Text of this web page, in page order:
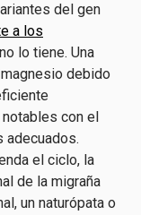
del gen
a los
lo tiene. Una
debido
con el
adecuados.
el ciclo, la
de la migraña
un naturópata o